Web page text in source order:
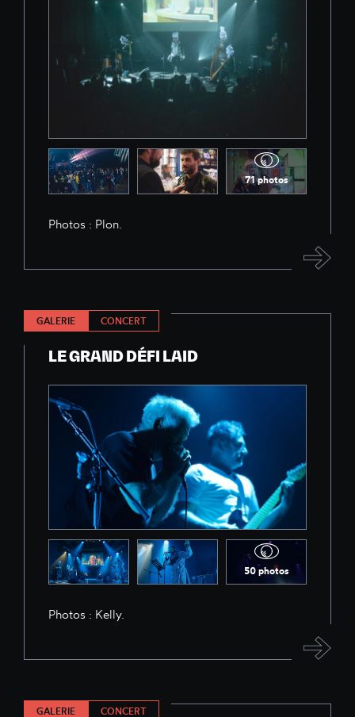
71 photos
Photos : Plon.
GALERIE CONCERT
LE GRAND DÉFI LAID
50 photos
Photos : Kelly.
GALERIE CONCERT